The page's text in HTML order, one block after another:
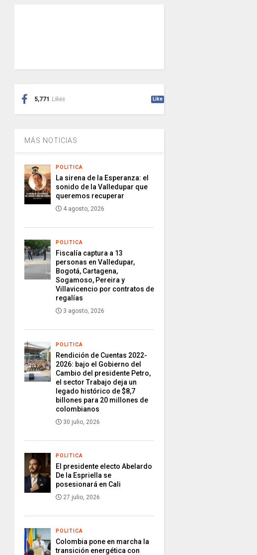
5,771 Likes Like
MÁS NOTICIAS
POLITICA
La sirena de la Esperanza: el
sonido de la Valledupar que
queremos recuperar
4 agosto, 2026
POLITICA
Fiscalía captura a 13
personas en Valledupar,
Bogotá, Cartagena,
Sogamoso, Pereira y
Villavicencio por contratos de
regalías
3 agosto, 2026
POLITICA
Rendición de Cuentas 2022-
2026: bajo el Gobierno del
Cambio del presidente Petro,
el sector Trabajo deja un
legado histórico de $8,7
billones para 20 millones de
colombianos
30 julio, 2026
POLITICA
El presidente electo Abelardo
De la Espriella se
posesionará en Cali
27 julio, 2026
POLITICA
Colombia pone en marcha la
transición energética con